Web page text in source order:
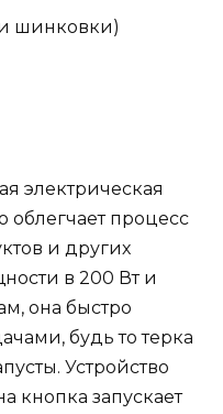
шинковки)
электрическая
облегчает процесс
и других
в 200 Вт и
она быстро
будь то терка
Устройство
кнопка запускает